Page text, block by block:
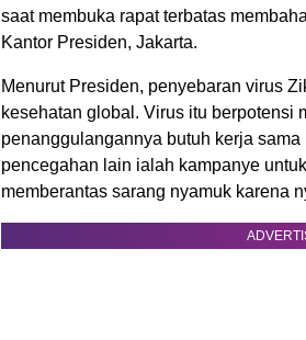
saat membuka rapat terbatas
Kantor Presiden, Jakarta.
Menurut Presiden, penyebaran virus
kesehatan global. Virus itu berpotensi
penanggulangannya butuh kerja
pencegahan lain ialah kampanye
memberantas sarang nyamuk karena